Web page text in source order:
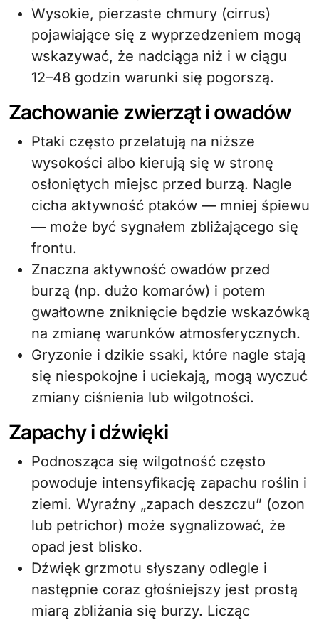
Wysokie, pierzaste chmury (cirrus)
pojawiające się z wyprzedzeniem mogą
wskazywać, że nadciąga niż i w ciągu
12–48 godzin warunki się pogorszą.
Zachowanie zwierząt i owadów
Ptaki często przelatują na niższe
wysokości albo kierują się w stronę
osłoniętych miejsc przed burzą. Nagle
cicha aktywność ptaków — mniej śpiewu
— może być sygnałem zbliżającego się
frontu.
Znaczna aktywność owadów przed
burzą (np. dużo komarów) i potem
gwałtowne zniknięcie będzie wskazówką
na zmianę warunków atmosferycznych.
Gryzonie i dzikie ssaki, które nagle stają
się niespokojne i uciekają, mogą wyczuć
zmiany ciśnienia lub wilgotności.
Zapachy i dźwięki
Podnosząca się wilgotność często
powoduje intensyfikację zapachu roślin i
ziemi. Wyraźny „zapach deszczu” (ozon
lub petrichor) może sygnalizować, że
opad jest blisko.
Dźwięk grzmotu słyszany odlegle i
następnie coraz głośniejszy jest prostą
miarą zbliżania się burzy. Licząc